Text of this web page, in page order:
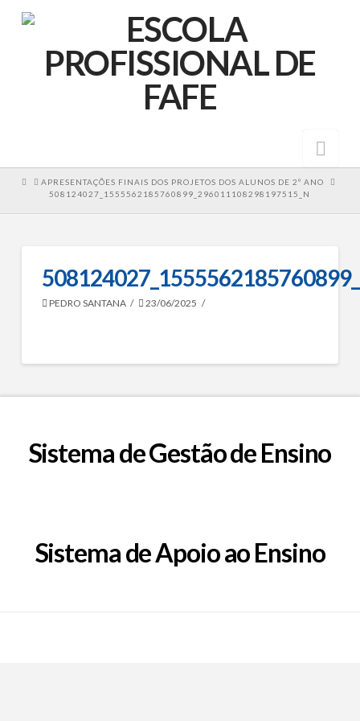
HOME
APRESENTAÇÕES FINAIS DOS PROJETOS DOS ALUNOS DE 2º ANO
508124027_1555562185760899_296011108298197515_N
PEDRO SANTANA 23/06/2025
Sistema de Gestão de Ensino
Sistema de Apoio ao Ensino